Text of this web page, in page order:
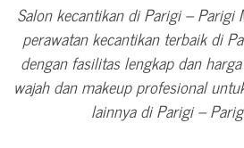
Salon kecantikan di Parigi – Parigi
perawatan kecantikan terbaik di
dengan fasilitas lengkap dan
wajah dan makeup profesional
lainnya di Parigi –